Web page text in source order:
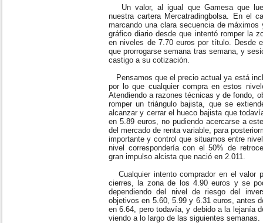
Un valor, al igual que Gamesa que
nuestra cartera Mercatradingbolsa. En el
marcando una clara secuencia de
gráfico diario desde que intentó romper la
en niveles de 7.70 euros por título. Desde
que prorrogarse semana tras semana, y
castigo a su cotización.
Pensamos que el precio actual ya está
por lo que cualquier compra en estos
Atendiendo a razones técnicas y de fondo,
romper un triángulo bajista, que se
alcanzar y cerrar el hueco bajista que
en 5.89 euros, no pudiendo acercarse a
del mercado de renta variable, para
importante y control que situamos entre
nivel correspondería con el 50% de
gran impulso alcista que nació en 2.011.
Cualquier intento comprador en el valor
cierres, la zona de los 4.90 euros y se
dependiendo del nivel de riesgo del
objetivos en 5.60, 5.99 y 6.31 euros, antes
en 6.64, pero todavía, y debido a la lejanía
viendo a lo largo de las siguientes semanas.